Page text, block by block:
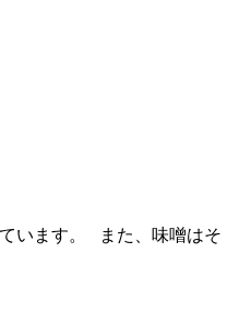
います。 また、味噌はそ